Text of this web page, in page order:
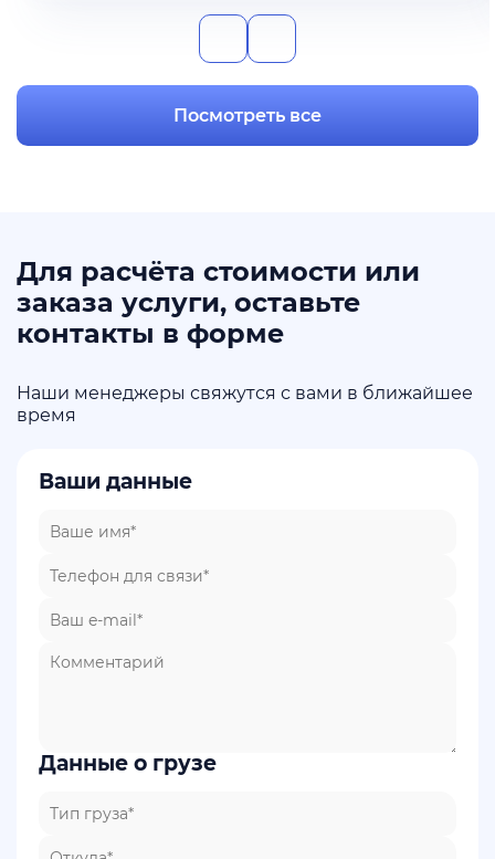
Посмотреть все
Для расчёта стоимости или
заказа услуги, оставьте
контакты в форме
Наши менеджеры свяжутся с вами в ближайшее
время
Ваши данные
Данные о грузе